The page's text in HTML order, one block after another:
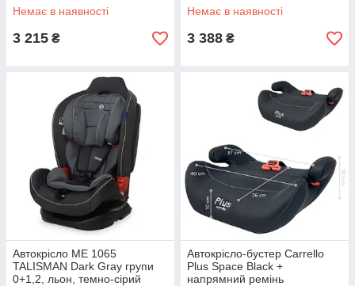
Немає в наявності
3 215 ₴
Немає в наявності
3 388 ₴
Автокрісло ME 1065
TALISMAN Dark Gray групи
0+1,2, льон, темно-сірий
Автокрісло-бустер Carrello
Plus Space Black +
напрямний ремінь